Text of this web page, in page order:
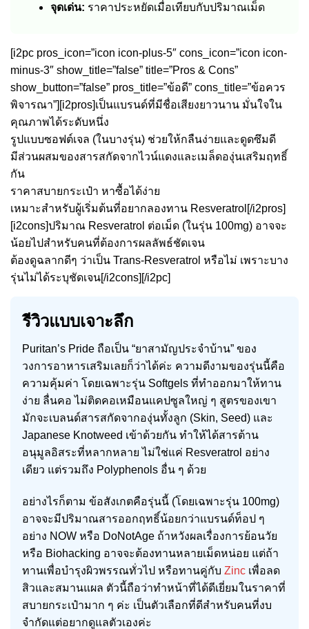
จุดเด่น: ราคาประหยัดเมื่อเทียบกับปริมาณเม็ด
[i2pc pros_icon=”icon icon-plus-5″ cons_icon=”icon icon-
minus-3″ show_title=”false” title=”Pros & Cons”
show_button=”false” pros_title=”ข้อดี” cons_title=”ข้อควร
พิจารณา”][i2pros]เป็นแบรนด์ที่มีชื่อเสียงยาวนาน มั่นใจใน
คุณภาพได้ระดับหนึ่ง
รูปแบบซอฟต์เจล (ในบางรุ่น) ช่วยให้กลืนง่ายและดูดซึมดี
มีส่วนผสมของสารสกัดจากไวน์แดงและเมล็ดองุ่นเสริมฤทธิ์
กัน
ราคาสบายกระเป๋า หาซื้อได้ง่าย
เหมาะสำหรับผู้เริ่มต้นที่อยากลองทาน Resveratrol[/i2pros]
[i2cons]ปริมาณ Resveratrol ต่อเม็ด (ในรุ่น 100mg) อาจจะ
น้อยไปสำหรับคนที่ต้องการผลลัพธ์ชัดเจน
ต้องดูฉลากดีๆ ว่าเป็น Trans-Resveratrol หรือไม่ เพราะบาง
รุ่นไม่ได้ระบุชัดเจน[/i2cons][/i2pc]
รีวิวแบบเจาะลึก
Puritan’s Pride ถือเป็น “ยาสามัญประจำบ้าน” ของ
วงการอาหารเสริมเลยก็ว่าได้ค่ะ ความดีงามของรุ่นนี้คือ
ความคุ้มค่า โดยเฉพาะรุ่น Softgels ที่ทำออกมาให้ทาน
ง่าย ลื่นคอ ไม่ติดคอเหมือนแคปซูลใหญ่ ๆ สูตรของเขา
มักจะเบลนด์สารสกัดจากองุ่นทั้งลูก (Skin, Seed) และ
Japanese Knotweed เข้าด้วยกัน ทำให้ได้สารต้าน
อนุมูลอิสระที่หลากหลาย ไม่ใช่แค่ Resveratrol อย่าง
เดียว แต่รวมถึง Polyphenols อื่น ๆ ด้วย
อย่างไรก็ตาม ข้อสังเกตคือรุ่นนี้ (โดยเฉพาะรุ่น 100mg)
อาจจะมีปริมาณสารออกฤทธิ์น้อยกว่าแบรนด์ท็อป ๆ
อย่าง NOW หรือ DoNotAge ถ้าหวังผลเรื่องการย้อนวัย
หรือ Biohacking อาจจะต้องทานหลายเม็ดหน่อย แต่ถ้า
ทานเพื่อบำรุงผิวพรรณทั่วไป หรือทานคู่กับ Zinc เพื่อลด
สิวและสมานแผล ตัวนี้ถือว่าทำหน้าที่ได้ดีเยี่ยมในราคาที่
สบายกระเป๋ามาก ๆ ค่ะ เป็นตัวเลือกที่ดีสำหรับคนที่งบ
จำกัดแต่อยากดูแลตัวเองค่ะ